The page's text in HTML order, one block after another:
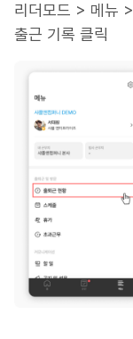
리더모드 > 메뉴 >
출근 기록 클릭